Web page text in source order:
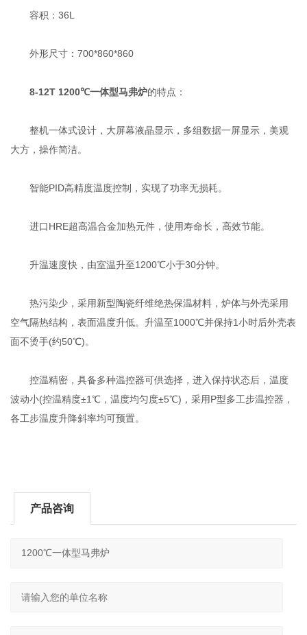
容积：36L
外形尺寸：700*860*860
8-12T 1200℃一体型马弗炉的特点：
整机一体式设计，大屏幕液晶显示，多组数据一屏显示，美观
大方，操作简洁。
智能PID高精度温度控制，实现了功率无损耗。
进口HRE超高温合金加热元件，使用寿命长，高效节能。
升温速度快，由室温升至1200℃小于30分钟。
热污染少，采用新型陶瓷纤维绝热保温材料，炉体与外壳采用
空气隔热结构，表面温度升低。升温至1000℃并保持1小时后外壳表
面不烫手(约50℃)。
控温精密，具备多种温控器可供选择，进入保持状态后，温度
波动小(控温精度±1℃，温度均匀度±5℃)，采用P型多工步温控器，
各工步温度升降斜率均可预置。
产品咨询